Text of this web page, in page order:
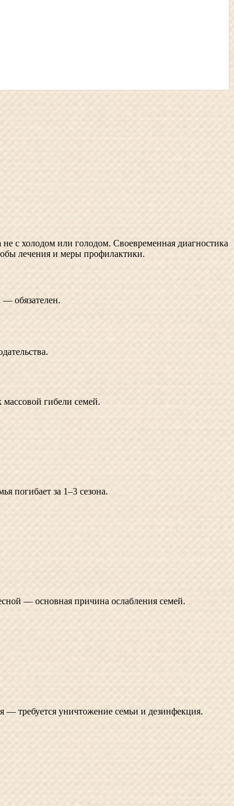
с холодом или голодом. Своевременная диагностика
лечения и меры профилактики.
обязателен.
гибели семей.
погибает за 1–3 сезона.
— основная причина ослабления семей.
— требуется уничтожение семьи и дезинфекция.